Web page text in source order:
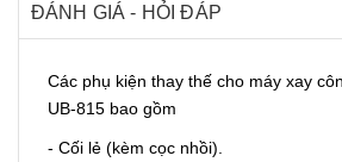
ĐÁNH GIÁ - HỎI ĐÁP
Các phụ kiện thay thế cho máy xay
UB-815 bao gồm
- Cối lẻ (kèm cọc nhồi).